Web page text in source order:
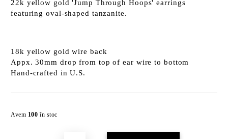
22k yellow gold 'Jump Through Hoops' earrings
featuring oval-shaped tanzanite.
18k yellow gold wire back
Appx. 30mm drop from top of ear wire to bottom
Hand-crafted in U.S.
Avem 100în stoc